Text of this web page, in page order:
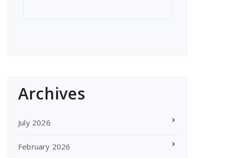
Archives
July 2026
February 2026